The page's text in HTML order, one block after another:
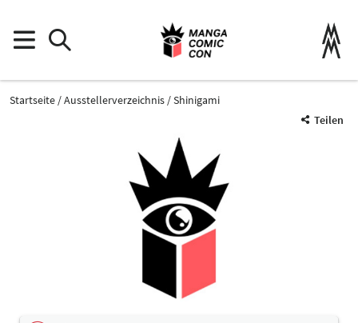
Startseite Ausstellerverzeichnis
Shinigami
Teilen